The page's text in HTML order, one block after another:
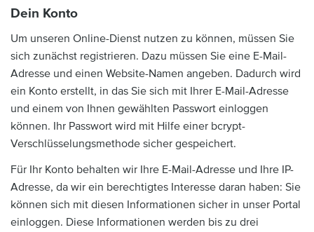
Dein Konto
Um unseren Online-Dienst nutzen zu können, müssen Sie
sich zunächst registrieren. Dazu müssen Sie eine E-Mail-
Adresse und einen Website-Namen angeben. Dadurch wird
ein Konto erstellt, in das Sie sich mit Ihrer E-Mail-Adresse
und einem von Ihnen gewählten Passwort einloggen
können. Ihr Passwort wird mit Hilfe einer bcrypt-
Verschlüsselungsmethode sicher gespeichert.
Für Ihr Konto behalten wir Ihre E-Mail-Adresse und Ihre IP-
Adresse, da wir ein berechtigtes Interesse daran haben: Sie
können sich mit diesen Informationen sicher in unser Portal
einloggen. Diese Informationen werden bis zu drei